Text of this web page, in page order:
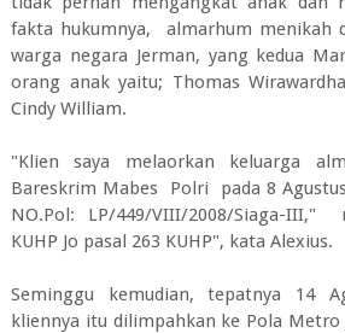
fakta hukumnya, almarhum menikah
warga negara Jerman, yang kedua
orang anak yaitu; Thomas
Cindy William.
"Klien saya melaorkan keluarga
Bareskrim Mabes Polri pada 8
NO.Pol: LP/449/VIII/2008/Siaga-III,"
KUHP Jo pasal 263 KUHP", kata Alexius.
Seminggu kemudian, tepatnya 14
kliennya itu dilimpahkan ke Pola Metro